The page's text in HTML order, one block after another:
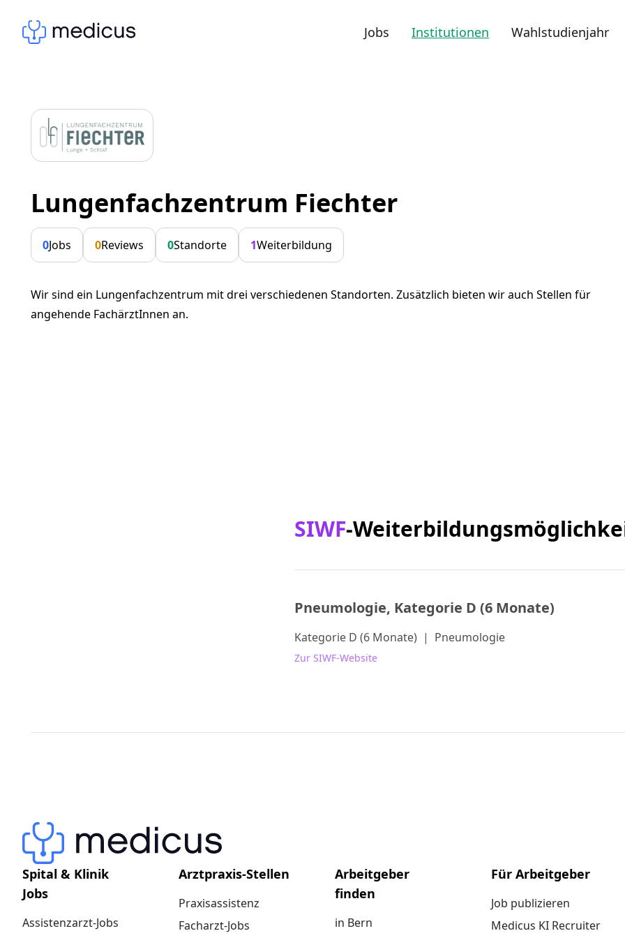
Jobs Institutionen Wahlstudienjahr
Lungenfachzentrum Fiechter
0Jobs 0Reviews 0Standorte 1Weiterbildung
Wir sind ein Lungenfachzentrum mit drei verschiedenen Standorten. Zusätzlich bieten wir auch Stellen für
angehende FachärztInnen an.
SIWF-
Pneumologie, Kategorie D (6 Monate)
Kategorie D (6 Monate) | Pneumologie
Zur SIWF-Website
Spital & Klinik
Jobs
Assistenzarzt-Jobs
Arztpraxis-Stellen
Praxisassistenz
Facharzt-Jobs
Arbeitgeber
finden
in Bern
Für Arbeitgeber
Job publizieren
Medicus KI Recruiter